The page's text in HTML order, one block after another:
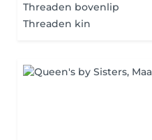
Threaden bovenlip
Threaden kin